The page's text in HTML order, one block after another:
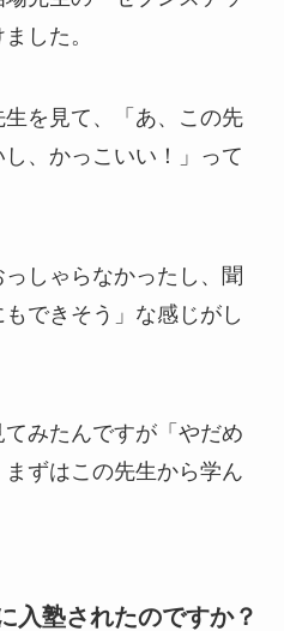
した。
を見て、「あ、この先
、かっこいい！」って
しゃらなかったし、聞
できそう」な感じがし
みたんですが「やだめ
ずはこの先生から学ん
入塾されたのですか？